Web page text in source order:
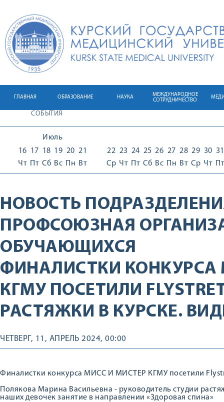
ГЛАВНАЯ ОБРАЗОВАНИЕ НАУКА
МЕЖДУНАРОДНОЕ
СОТРУДНИЧЕСТВО
СОБЫТИЯ
Июль
16
Чт
17
Пт
18
Сб
19
Вс
20
Пн
21
Вт
22
Ср
23
Чт
24
Пт
25
Сб
26
Вс
27
Пн
28
Вт
29
Ср
30
Чт
31
Пт
НОВОСТЬ
ПРОФСОЮЗНАЯ
ОБУЧАЮЩИХСЯ
ФИНАЛИСТКИ КОНКУРСА
КГМУ ПОСЕТИЛИ
РАСТЯЖКИ В КУРСКЕ.
ЧЕТВЕРГ, 11, АПРЕЛЬ 2024, 00:00
Финалистки конкурса МИСС И МИСТЕР КГМУ посетили
Полякова Марина Васильевна - руководитель студии
наших девочек занятие в направлении «Здоровая спина»